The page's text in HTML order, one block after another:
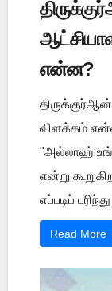
என்ன?
விளக்கம்
"அல்லாஹ்
என்று
எப்படிப்
Read More